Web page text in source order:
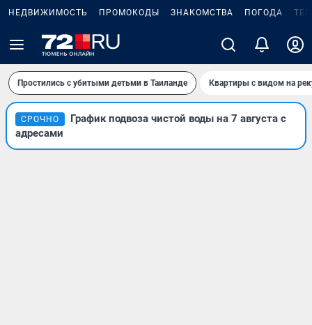
НЕДВИЖИМОСТЬ ПРОМОКОДЫ ЗНАКОМСТВА ПОГОДА
Простились с убитыми детьми в Таиланде Квартиры с видом на
СРОЧНО
График подвоза чистой воды на 7 августа с
адресами